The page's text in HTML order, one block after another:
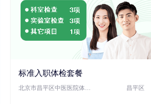
标准入职体检套餐
北京市昌平区中医医院体检中心 昌平区